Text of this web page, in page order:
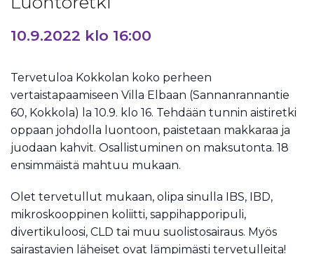
10.9.2022 klo 16:00
Tervetuloa Kokkolan koko perheen
vertaistapaamiseen Villa Elbaan (Sannanrannantie
60, Kokkola) la 10.9. klo 16. Tehdään tunnin aistiretki
oppaan johdolla luontoon, paistetaan makkaraa ja
juodaan kahvit. Osallistuminen on maksutonta. 18
ensimmäistä mahtuu mukaan.
Olet tervetullut mukaan, olipa sinulla IBS, IBD,
mikroskooppinen koliitti, sappihapporipuli,
divertikuloosi, CLD tai muu suolistosairaus. Myös
sairastavien läheiset ovat lämpimästi tervetulleita!